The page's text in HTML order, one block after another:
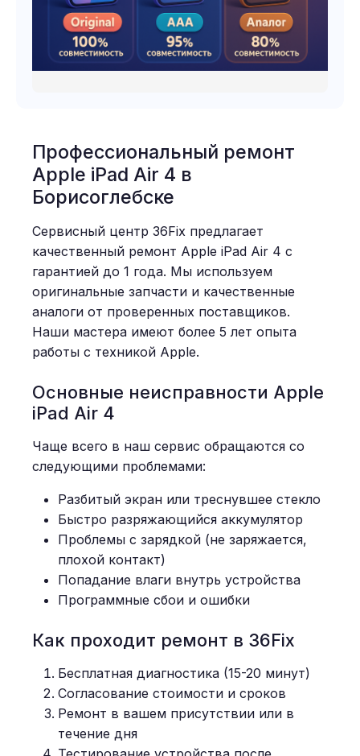
Профессиональный ремонт
Apple iPad Air 4 в
Борисоглебске
Сервисный центр 36Fix предлагает
качественный ремонт Apple iPad Air 4 с
гарантией до 1 года. Мы используем
оригинальные запчасти и качественные
аналоги от проверенных поставщиков.
Наши мастера имеют более 5 лет опыта
работы с техникой Apple.
Основные неисправности Apple
iPad Air 4
Чаще всего в наш сервис обращаются со
следующими проблемами:
Разбитый экран или треснувшее стекло
Быстро разряжающийся аккумулятор
Проблемы с зарядкой (не заряжается,
плохой контакт)
Попадание влаги внутрь устройства
Программные сбои и ошибки
Как проходит ремонт в 36Fix
Бесплатная диагностика (15-20 минут)
Согласование стоимости и сроков
Ремонт в вашем присутствии или в
течение дня